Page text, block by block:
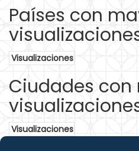
Países con
Visualizaciones
Ciudades con
Visualizaciones